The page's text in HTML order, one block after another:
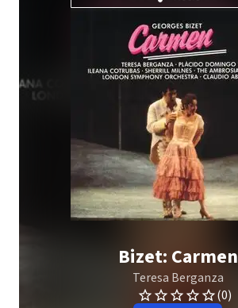
Bizet: Carmen
Teresa Berganza
(0)